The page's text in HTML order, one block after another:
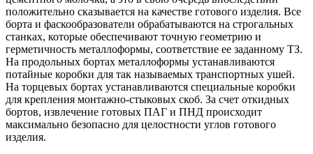
положительно сказывается на качестве готового изделия. Все
борта и фаскообразователи обрабатываются на строгальных
станках, которые обеспечивают точную геометрию и
герметичность металлоформы, соответствие ее заданному ТЗ.
На продольных бортах металлоформы устанавливаются
потайные коробки для так называемых транспортных ушей.
На торцевых бортах устанавливаются специальные коробки
для крепления монтажно-стыковых скоб. За счет откидных
бортов, извлечение готовых ПАГ и ПНД происходит
максимально безопасно для целостности углов готового
изделия.